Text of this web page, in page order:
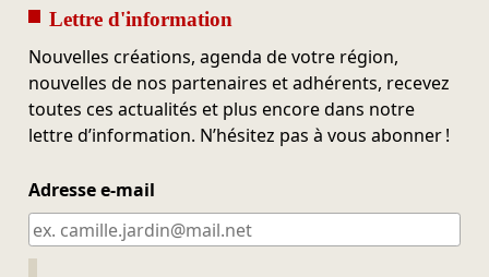
Lettre d'information
Nouvelles créations, agenda de votre région,
nouvelles de nos partenaires et adhérents, recevez
toutes ces actualités et plus encore dans notre
lettre d’information. N’hésitez pas à vous abonner !
Adresse e-mail